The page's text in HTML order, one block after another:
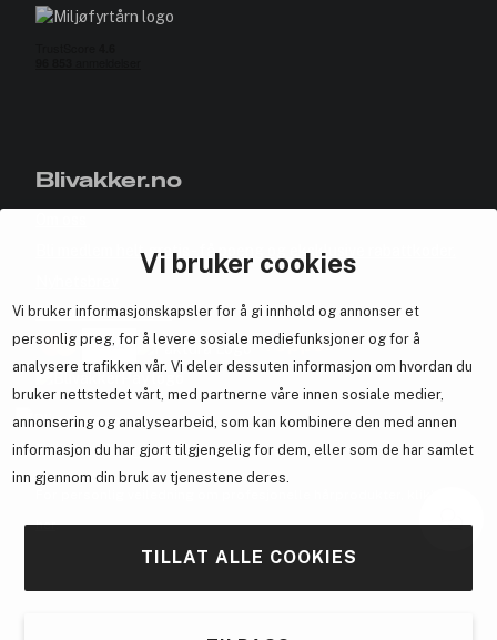
Vi bruker cookies
Vi bruker informasjonskapsler for å gi innhold og annonser et
personlig preg, for å levere sosiale mediefunksjoner og for å
analysere trafikken vår. Vi deler dessuten informasjon om hvordan du
bruker nettstedet vårt, med partnerne våre innen sosiale medier,
annonsering og analysearbeid, som kan kombinere den med annen
informasjon du har gjort tilgjengelig for dem, eller som de har samlet
inn gjennom din bruk av tjenestene deres.
TILLAT ALLE COOKIES
Blivakker.no
Bli medlem helt gratis - få poeng og eksklusive rabattkoder.
Samarbeid med oss
En del avBrandsdal Group AS
her.